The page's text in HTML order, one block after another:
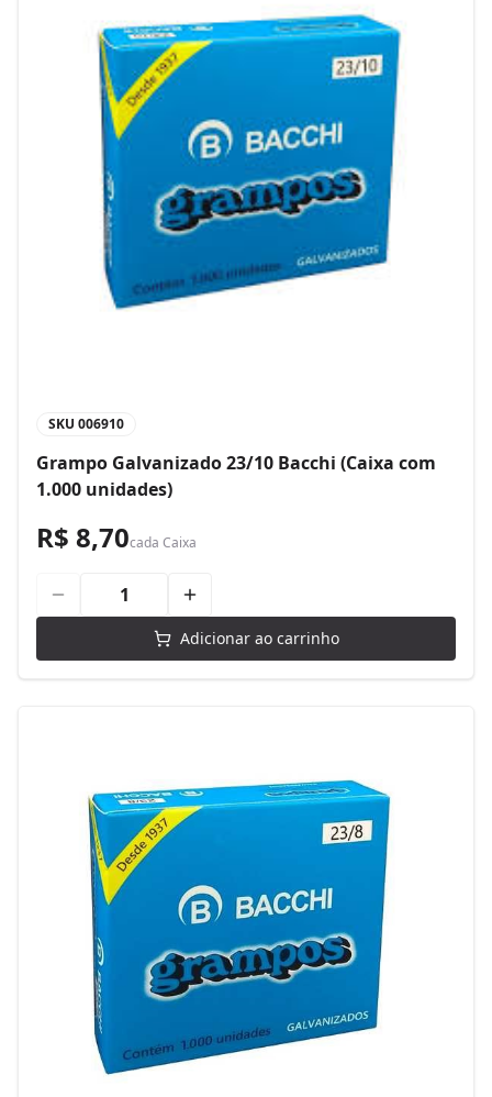
SKU 006910
Grampo Galvanizado 23/10 Bacchi (Caixa com
1.000 unidades)
R$ 8,70cada Caixa
Adicionar ao carrinho